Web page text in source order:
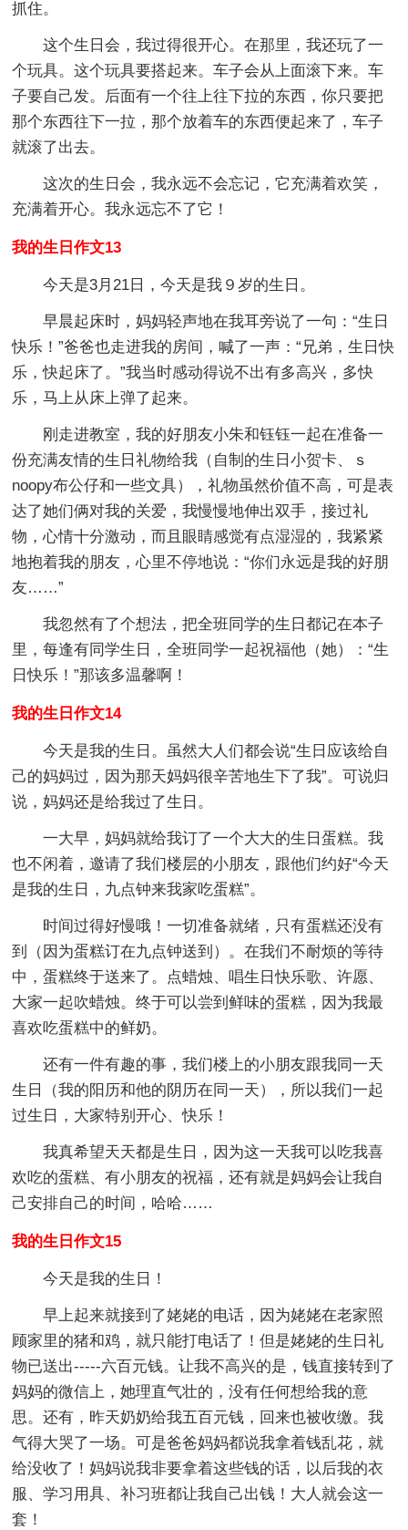
抓住。
这个生日会，我过得很开心。在那里，我还玩了一
个玩具。这个玩具要搭起来。车子会从上面滚下来。车
子要自己发。后面有一个往上往下拉的东西，你只要把
那个东西往下一拉，那个放着车的东西便起来了，车子
就滚了出去。
这次的生日会，我永远不会忘记，它充满着欢笑，
充满着开心。我永远忘不了它！
我的生日作文13
今天是3月21日，今天是我９岁的生日。
早晨起床时，妈妈轻声地在我耳旁说了一句：“生日
快乐！”爸爸也走进我的房间，喊了一声：“兄弟，生日快
乐，快起床了。”我当时感动得说不出有多高兴，多快
乐，马上从床上弹了起来。
刚走进教室，我的好朋友小朱和钰钰一起在准备一
份充满友情的生日礼物给我（自制的生日小贺卡、ｓ
noopy布公仔和一些文具），礼物虽然价值不高，可是表
达了她们俩对我的关爱，我慢慢地伸出双手，接过礼
物，心情十分激动，而且眼睛感觉有点湿湿的，我紧紧
地抱着我的朋友，心里不停地说：“你们永远是我的好朋
友……”
我忽然有了个想法，把全班同学的生日都记在本子
里，每逢有同学生日，全班同学一起祝福他（她）：“生
日快乐！”那该多温馨啊！
我的生日作文14
今天是我的生日。虽然大人们都会说“生日应该给自
己的妈妈过，因为那天妈妈很辛苦地生下了我”。可说归
说，妈妈还是给我过了生日。
一大早，妈妈就给我订了一个大大的生日蛋糕。我
也不闲着，邀请了我们楼层的小朋友，跟他们约好“今天
是我的生日，九点钟来我家吃蛋糕”。
时间过得好慢哦！一切准备就绪，只有蛋糕还没有
到（因为蛋糕订在九点钟送到）。在我们不耐烦的等待
中，蛋糕终于送来了。点蜡烛、唱生日快乐歌、许愿、
大家一起吹蜡烛。终于可以尝到鲜味的蛋糕，因为我最
喜欢吃蛋糕中的鲜奶。
还有一件有趣的事，我们楼上的小朋友跟我同一天
生日（我的阳历和他的阴历在同一天），所以我们一起
过生日，大家特别开心、快乐！
我真希望天天都是生日，因为这一天我可以吃我喜
欢吃的蛋糕、有小朋友的祝福，还有就是妈妈会让我自
己安排自己的时间，哈哈……
我的生日作文15
今天是我的生日！
早上起来就接到了姥姥的电话，因为姥姥在老家照
顾家里的猪和鸡，就只能打电话了！但是姥姥的生日礼
物已送出-----六百元钱。让我不高兴的是，钱直接转到了
妈妈的微信上，她理直气壮的，没有任何想给我的意
思。还有，昨天奶奶给我五百元钱，回来也被收缴。我
气得大哭了一场。可是爸爸妈妈都说我拿着钱乱花，就
给没收了！妈妈说我非要拿着这些钱的话，以后我的衣
服、学习用具、补习班都让我自己出钱！大人就会这一
套！